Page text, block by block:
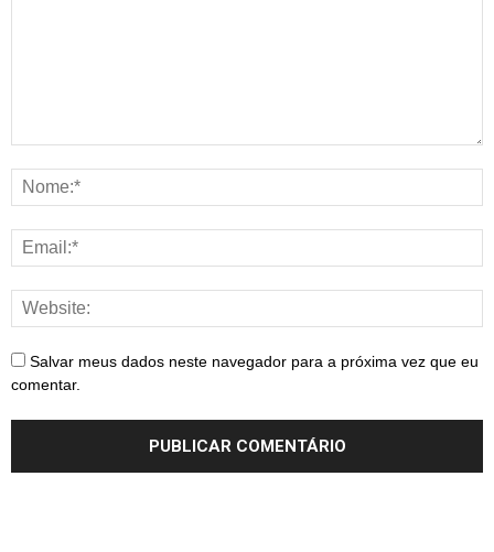
Salvar meus dados neste navegador para a próxima vez que eu
comentar.